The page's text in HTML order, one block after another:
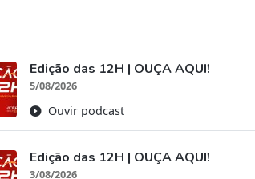
Edição das 12H | OUÇA AQUI!
5/08/2026
Ouvir podcast
Edição das 12H | OUÇA AQUI!
3/08/2026